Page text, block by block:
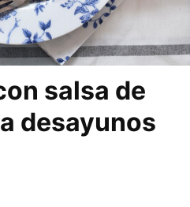
salsa de
desayunos